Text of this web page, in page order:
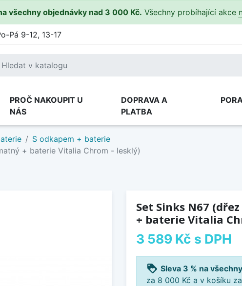
všechny objednávky nad 3 000 Kč. Všechny probíhající akce
Pá 9-12, 13-17
PROČ NAKOUPIT U
NÁS
DOPRAVA A
PLATBA
S odkapem + baterie
+ baterie Vitalia Chrom - lesklý)
Set Sinks N67
+ baterie Vitalia
3 589 Kč s DPH
loyalty Sleva 3 % na
za 8 000 Kč a v košíku